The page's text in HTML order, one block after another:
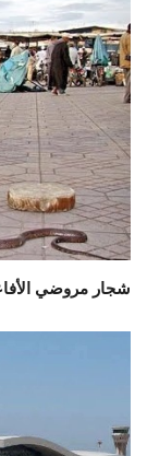
شجار مروضي